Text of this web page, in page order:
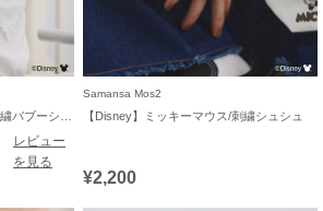
レビュー
を見る
Samansa Mos2
【Disney】ミッキーマウス/刺繍シュシュ
¥2,200